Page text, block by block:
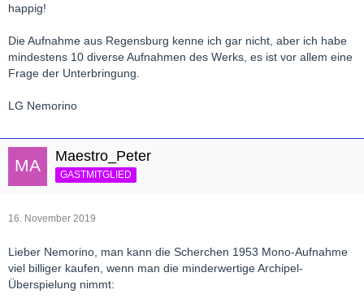
happig!
Die Aufnahme aus Regensburg kenne ich gar nicht, aber ich habe
mindestens 10 diverse Aufnahmen des Werks, es ist vor allem eine
Frage der Unterbringung.
LG Nemorino
Maestro_Peter
GASTMITGLIED
16. November 2019
Lieber Nemorino, man kann die Scherchen 1953 Mono-Aufnahme
viel billiger kaufen, wenn man die minderwertige Archipel-
Überspielung nimmt: